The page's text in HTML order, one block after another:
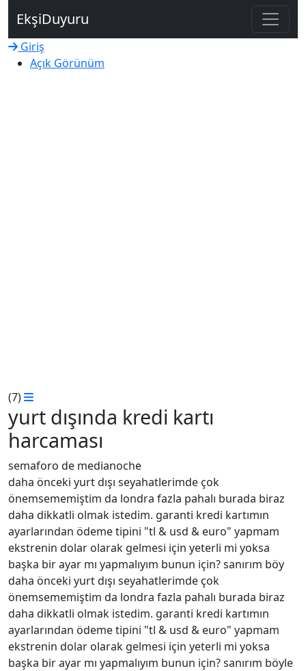
EkşiDuyuru
Giriş
Açık Görünüm
(7)
yurt dışında kredi kartı
harcaması
semaforo de medianoche
daha önceki yurt dışı seyahatlerimde çok
önemsememiştim da londra fazla pahalı burada biraz
daha dikkatli olmak istedim. garanti kredi kartımın
ayarlarından ödeme tipini "tl & usd & euro" yapmam
ekstrenin dolar olarak gelmesi için yeterli mi yoksa
başka bir ayar mı yapmalıyım bunun için? sanırım böy
daha önceki yurt dışı seyahatlerimde çok
önemsememiştim da londra fazla pahalı burada biraz
daha dikkatli olmak istedim. garanti kredi kartımın
ayarlarından ödeme tipini "tl & usd & euro" yapmam
ekstrenin dolar olarak gelmesi için yeterli mi yoksa
başka bir ayar mı yapmalıyım bunun için? sanırım böyle